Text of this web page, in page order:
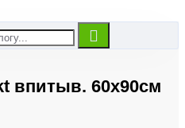
впитыв. 60х90см